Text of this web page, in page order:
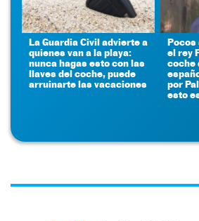
La Guardia Civil advierte a
quienes van a la playa:
nunca hagas esto con las
llaves del coche, puede
arruinarte las vacaciones
Pocos
el rey
coche
por
esto